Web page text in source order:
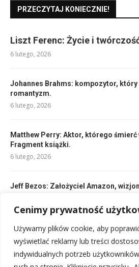
Cenimy prywatność
Używamy plików cookie, aby
wyświetlać reklamy lub treści
indywidualnych potrzeb
PRZECZYTAJ KONIECZNIE!
Liszt Ferenc: Życie i
6 lutego, 2026
Johannes Brahms: kompozytor, który
romantyzm.
6 lutego, 2026
Matthew Perry: Aktor, którego śmierć
Fragment książki.
6 lutego, 2026
Jeff Bezos: Założyciel Amazon,
6 lutego, 2026
Brad Pitt: Od Missouri do Hollywood
6 lutego, 2026